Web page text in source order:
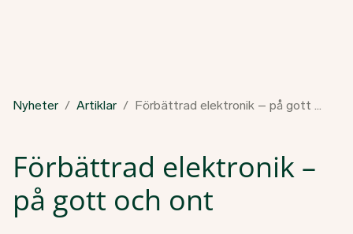
Nyheter Artiklar Förbättrad elektronik – på gott och ont
Förbättrad elektronik –
på gott och ont